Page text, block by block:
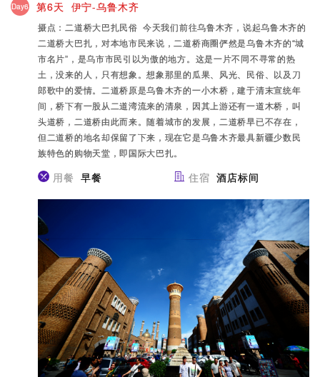
Day6 第6天 伊宁-乌鲁木齐
摄点：二道桥大巴扎民俗 今天我们前往乌鲁木齐，说起乌鲁木齐的
二道桥大巴扎，对本地市民来说，二道桥商圈俨然是乌鲁木齐的“城
市名片”，是乌市市民引以为傲的地方。这是一片不同不寻常的热
土，没来的人，只有想象。想象那里的瓜果、风光、民俗、以及刀
郎歌中的爱情。二道桥原是乌鲁木齐的一小木桥，建于清末宣统年
间，桥下有一股从二道湾流来的清泉，因其上游还有一道木桥，叫
头道桥，二道桥由此而来。随着城市的发展，二道桥早已不存在，
但二道桥的地名却保留了下来，现在它是乌鲁木齐最具新疆少数民
族特色的购物天堂，即国际大巴扎。
用餐 早餐 住宿 酒店标间